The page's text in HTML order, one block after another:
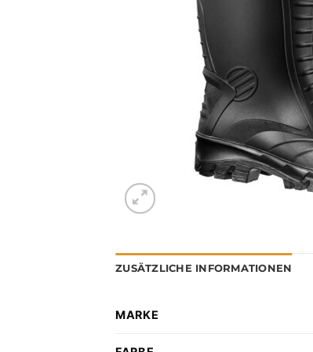
ZUSÄTZLICHE INFORMATIONEN
MARKE